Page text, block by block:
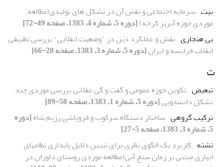
بیت سرمایه اجتماعی و نقش آن در تشکل های تولیدی(مطالعه
موردی حوزه آبریز کرخه)[دوره 5، شماره 4، 1383، صفحه 49-72]
بی هنجاری نقش و عملکرد دین در "وضعیت انقلابی" بررسی تطبیقی
انقلاب فرانسه و ایران[دوره 5، شماره 3، 1383، صفحه 28-66]
ت
تبعیض تکوین حوزه عمومی و گفت و گی عقلانی بررسی موردی چند
تشکل دانشجویی[دوره 5، شماره 1، 1383، صفحه 58-89]
ترکیب گروهی ساختار دستگاه سرکوب و فروپاشی رژیم شاه[دوره
5، شماره 3، 1383، صفحه 5-27]
تشته کاربرد یک الگوی نظری برای تببین دلایل پایداری نظامهای
ابیاری مبتنی بر زمان سنج آبی(مطالعه موردی روستای داوران در